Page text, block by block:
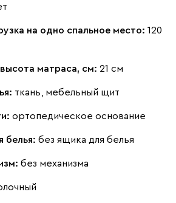
на одно спальное место: 120
матраса, см: 21 см
ткань, мебельный щит
ортопедическое основание
белья: без ящика для белья
без механизма